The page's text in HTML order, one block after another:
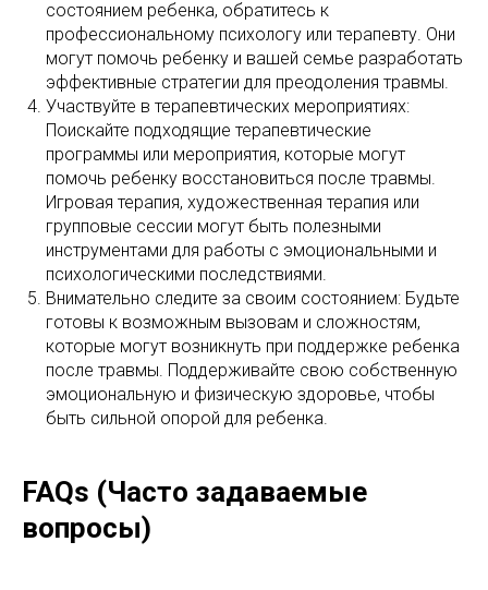
состоянием ребенка, обратитесь к
профессиональному психологу или терапевту. Они
могут помочь ребенку и вашей семье разработать
эффективные стратегии для преодоления травмы.
Участвуйте в терапевтических мероприятиях:
Поискайте подходящие терапевтические
программы или мероприятия, которые могут
помочь ребенку восстановиться после травмы.
Игровая терапия, художественная терапия или
групповые сессии могут быть полезными
инструментами для работы с эмоциональными и
психологическими последствиями.
Внимательно следите за своим состоянием: Будьте
готовы к возможным вызовам и сложностям,
которые могут возникнуть при поддержке ребенка
после травмы. Поддерживайте свою собственную
эмоциональную и физическую здоровье, чтобы
быть сильной опорой для ребенка.
FAQs (Часто задаваемые
вопросы)